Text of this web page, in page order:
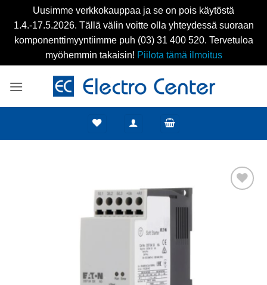
Uusimme verkkokauppaa ja se on pois käytöstä
1.4.-17.5.2026. Tällä välin voitte olla yhteydessä suoraan
komponenttimyyntiimme puh (03) 31 400 520. Tervetuloa
myöhemmin takaisin! Piilota tämä ilmoitus